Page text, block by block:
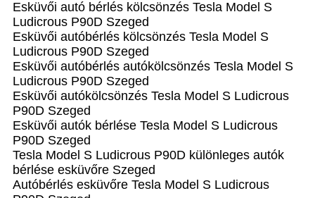
Esküvői autó bérlés kölcsönzés Tesla Model S
Ludicrous P90D Szeged
Esküvői autóbérlés kölcsönzés Tesla Model S
Ludicrous P90D Szeged
Esküvői autóbérlés autókölcsönzés Tesla Model S
Ludicrous P90D Szeged
Esküvői autókölcsönzés Tesla Model S Ludicrous
P90D Szeged
Esküvői autók bérlése Tesla Model S Ludicrous
P90D Szeged
Tesla Model S Ludicrous P90D különleges autók
bérlése esküvőre Szeged
Autóbérlés esküvőre Tesla Model S Ludicrous